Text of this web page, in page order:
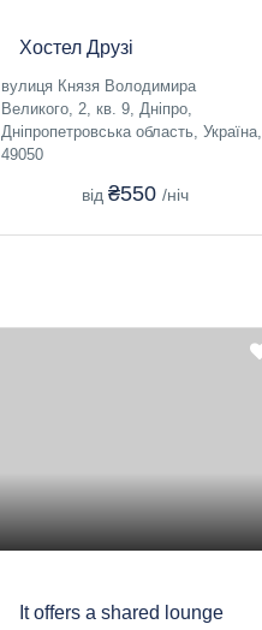
Хостел Друзі
вулиця Князя Володимира
Великого, 2, кв. 9, Дніпро,
Дніпропетровська область, Україна,
49050
від ₴550 /ніч
It offers a shared lounge